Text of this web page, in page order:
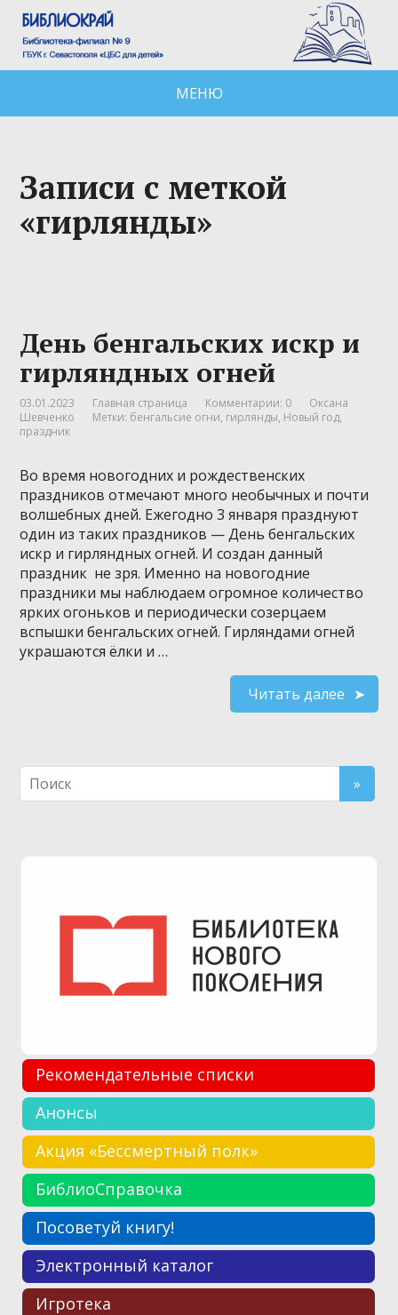
МЕНЮ
Записи с меткой
«гирлянды»
День бенгальских искр и
гирляндных огней
03.01.2023 Главная страница Комментарии: 0
Оксана
Шевченко
Метки: бенгальсие огни, гирлянды, Новый год,
праздник
Во время новогодних и рождественских
праздников отмечают много необычных и почти
волшебных дней. Ежегодно 3 января празднуют
один из таких праздников — День бенгальских
искр и гирляндных огней. И создан данный
праздник не зря. Именно на новогодние
праздники мы наблюдаем огромное количество
ярких огоньков и периодически созерцаем
вспышки бенгальских огней. Гирляндами огней
украшаются ёлки и …
Читать далее
Рекомендательные списки
Анонсы
Акция «Бессмертный полк»
БиблиоСправочка
Посоветуй книгу!
Электронный каталог
Игротека